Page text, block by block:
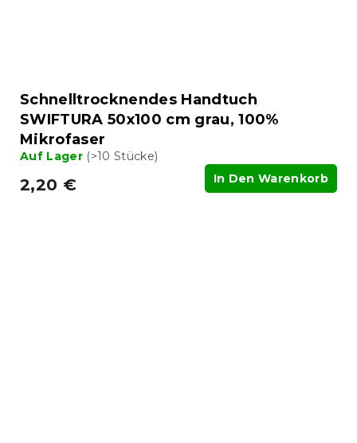
Schnelltrocknendes Handtuch
SWIFTURA 50x100 cm grau, 100%
Mikrofaser
Auf Lager (>10 Stücke)
2,20 € In Den Warenkorb